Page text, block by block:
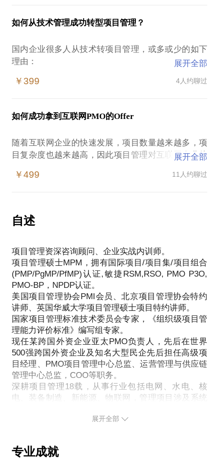
2.项目经理应具备哪些技能？
3.项目经理的职业发展规划？
相信通过这一话题，可以为朋友带来如下收益：
2. 项目管理新入者，清晰项目经理的发展方向，明确
经理。
3. 组织项目管理者，明确如何留住和发展优秀的项目
是否项目在出现问题时升级到高层，领导却不太关
注？
是否一个新产品开发项目，产品上市无人问津而最终
草率收尾？
是否在项目经理的岗位上一干若干年却无升迁机会？
一个新的认知高度，当我们站在项目集管理的视角看
更高的层级，思考的维度离老板和战略如此之近。
作为一个PgMP认证者及项目集管理在企业的实践
者，深刻感知项目管理对于提升个人项目管理水平和
对企业带来的巨大价值，本话题将帮助您解决这些问
话题包括如下内容：
1.教你如何真正理解项目集思维？
2.教你分析项目集对于企业和个人的价值收益？
如何从技术管理成功转型项目管理？
国内企业很多人从技术转项目管理，或多或少的如下
理由：
职业发展的瓶颈
对项目管理感兴趣
领导安排
认为项目管理的方法对技术管理有帮助
技术岗位行业局限
项目管理天地广阔
然而很多从事多年技术开发或技术管理的人转型项目
技术管理过程惯用的技术性思维在某些情况下成为了
项目成功的障碍，技术管理成功并未带来项目管理成
功，做一名成功的技术型项目经理，好像真不容易 ....
结合自己从技术岗位转型项目管理岗位的完整过程，
及多年在组建项目管理团队及项目经理招募、项目经
理人才发展的实践与思考，本话题分享如下几点：
1. 技术型人才从事项目管理的SWOT分析？
2. 项目管理成功的关键要素分析？
展开全部
￥399 4人约聊过
如何成功拿到互联网PMO的Offer
随着互联网企业的快速发展，项目数量越来越多，项
目复杂度也越来越高，因此项目管理对互联网企业从
越来越重要，正是在这样的背景下，大量的PMO应运
么如何能成功拿到互联网企业的offer的呢?
1.互联网企业及项目特点是什么?
2.互联网企业PMO的职能是什么?
3.互联网PMO人员的岗位要求是什么?
展开全部
￥499 11人约聊过
自述
项目管理资深咨询顾问、企业实战内训师。
项目管理硕士MPM，拥有国际项目/项目集/项目组合
(PMP/PgMP/PfMP)认证,敏捷RSM,RSO, PMO P3O,
PMO-BP，NPDP认证。
美国项目管理协会PMI会员、北京项目管理协会特约
讲师、英国华威大学项目管理硕士项目特约讲师。
国家项目管理标准技术委员会专家，《组织级项目管
理能力评价标准》编写组专家。
现任某跨国外资企业亚太PMO负责人，先后在世界
500强跨国外资企业及知名大型民企先后担任高级项
目经理、PMO项目管理中心总监、运营管理与供应链
管理中心总监，COO等职务。
深耕项目管理18载，从事行业包括电网、水电、核
电、装备制造、新能源、物联网，管理项目涉及系统
业务流程变革、客户战略合作、信息系统实施、供应
对不同行业不同类型的项目具有深入的研究和丰富的
展开全部
专业成就